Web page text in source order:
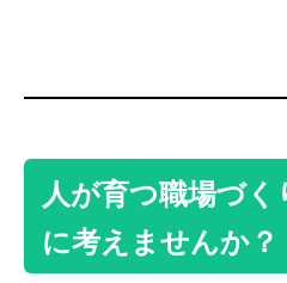
人が育つ職場づく
に考えませんか？